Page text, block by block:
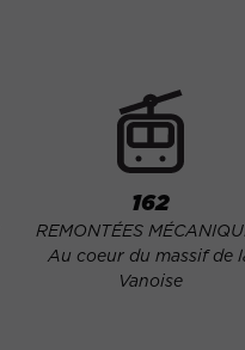
162
REMONTÉES
Au coeur du massif de
Vanoise